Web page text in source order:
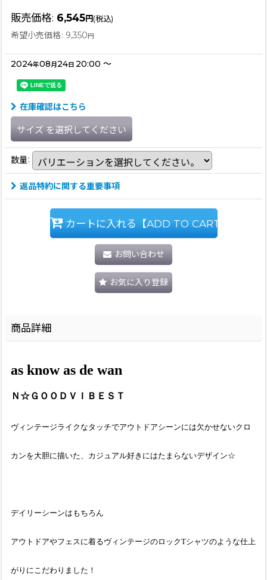
販売価格: 6,545円(税込)
希望小売価格: 9,350円
2024年08月 24日 20:00 ～
在庫確認はこちら
サイズ を選択してください
数量:
返品特約に関する重要事項
カートに入れる【ADD TO CART】
お問い合わせ
お気に入り登録
商品詳細
as know as de wan
Ｎ☆ＧＯＯＤＶＩＢＥＳＴ
ヴィンテージライクなタッチでアウトドアシーンには欠かせないクロ
カンを大胆に描いた、カジュアル好きにはたまらないデザイン☆
デイリーシーンはもちろん
アウトドアやフェスに着るヴィンテージのロックTシャツのような仕上
がりにこだわりました！